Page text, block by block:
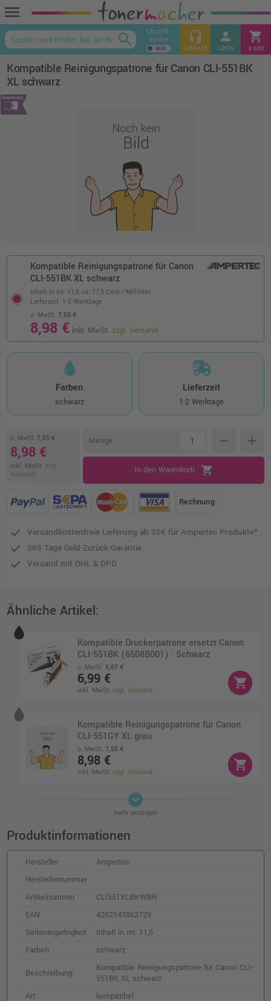
menu
keyboard_arrow_up
search Modell-
suche headset_mic
KONTAKT
person
LOGIN
shopping_cart
€ 0,00
Kompatible Reinigungspatrone für Canon CLI-551BK
XL schwarz
Kompatible Reinigungspatrone für Canon
CLI-551BK XL schwarz
Inhalt in ml: 11,6 ca. 77,5 Cent / Milliliter
o. MwSt.7,55 €
8,98 € inkl. MwSt.zzgl. Versand
Lieferzeit: 1-2 Werktage
Farben
schwarz
Lieferzeit
1-2 Werktage
o. MwSt. 7,55 €
8,98 €
inkl. MwSt. zzgl.
Versand
Menge remove add
In den Warenkorb shopping_cart
Rechnung
Versandkostenfreie Lieferung ab 35€ für Ampertec Produkte*
365 Tage Geld-Zurück-Garantie
Versand mit DHL & DPD
Ähnliche Artikel:
Kompatible Druckerpatrone ersetzt Canon
CLI-551BK (6508B001) · Schwarz
o. MwSt. 5,87 €
6,99 €
inkl. MwSt.zzgl. Versand
shopping_cart
Kompatible Reinigungspatrone für Canon
CLI-551GY XL grau
o. MwSt.7,55 €
8,98 €
inkl. MwSt.zzgl. Versand
shopping_cart
Kompatible Druckerpatrone ersetzt Canon
PGI-550PGBK (6496B001) · Schwarz
o. MwSt.9,24 €
11,00 € shopping_cart
keyboard_arrow_down
mehr anzeigen
Produktinformationen
Hersteller
Ampertec
Herstellernummer
Artikelnummer
CLI551XLBK-WBR
EAN
4262543862729
Seitenergiebigkeit
Inhalt in ml: 11,6
Farben
schwarz
Beschreibung
Kompatible Reinigungspatrone für Canon CLI-
551BK XL schwarz
Art
kompatibel